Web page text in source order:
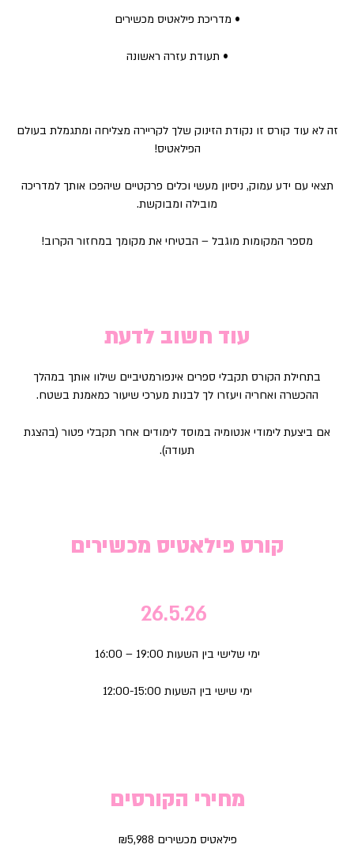
• מדריכת פילאטיס מכשירים
• תעודת עזרה ראשונה
זה לא עוד קורס זו נקודת הזינוק שלך לקריירה מצליחה ומתגמלת בעולם
הפילאטיס!
תצאי עם ידע עמוק, ניסיון מעשי וכלים פרקטיים שיהפכו אותך למדריכה
מובילה ומבוקשת.
מספר המקומות מוגבל – הבטיחי את מקומך במחזור הקרוב!
עוד חשוב לדעת
בתחילת הקורס תקבלי ספרים אינפורמטיביים שילוו אותך במהלך
ההכשרה ואחריה ויעזרו לך לבנות מערכי שיעור כמאמנת בשטח.
אם ביצעת לימודי אנטומיה במוסד לימודים אחר תקבלי פטור (בהצגת
תעודה).
קורס פילאטיס מכשירים
ימי שלישי בין השעות 19:00 – 16:00
ימי שישי בין השעות 12:00-15:00
מחירי הקורסים
פילאטיס מכשירים ₪5,988